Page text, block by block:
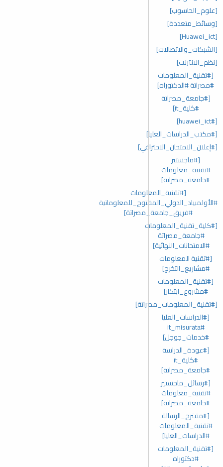
[علوم_الحاسوب]
[وسائط_متعددة]
[Huawei_ict]
[الشبكات_والاتصالات]
[نظم_الانترنت]
[#تقنية_المعلومات
#مصراتة #الدكتوراه]
[#جامعة_مصراتة
#كلية_it]
[#huawei_ict]
[#مكتب_الدراسات_العليا]
[#إعلان_الامتحان_الاحترافي]
[#ماجستير
#تقنية_معلومات
#جامعة_مصراتة]
[#تقنية_المعلومات
#الأولمبياد_الدولي_المفتوح_للمعلوماتية
#فريق_جامعة_مصراتة]
[#كلية_تقنية_المعلومات
#جامعة_مصراتة
#الامتحانات_النهائية]
[#تقنية المعلومات
#مشاريع_التخرج]
[#تقنية_المعلومات
#مشروع_ابتكار]
[#تقنية_المعلومات_مصراتة]
[#الدراسات_العليا
#it_misurata
#خدمات_جوجل]
[#عودة_الدراسة
#كلية_it
#جامعة_مصراتة]
[#رسائل_ماجستير
#تقنية_معلومات
#جامعة_مصراتة]
[#مقترح_الرسالة
#تقنية_المعلومات
#الدراسات_العليا]
[#تقنية_المعلومات
#دكتوراه